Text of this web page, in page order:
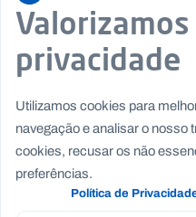
Missão Dom Bosco
Jogos Nacionais
privacidade
Utilizamos cookies para
navegação e analisar o nosso
cookies, recusar os não
preferências.
Política de